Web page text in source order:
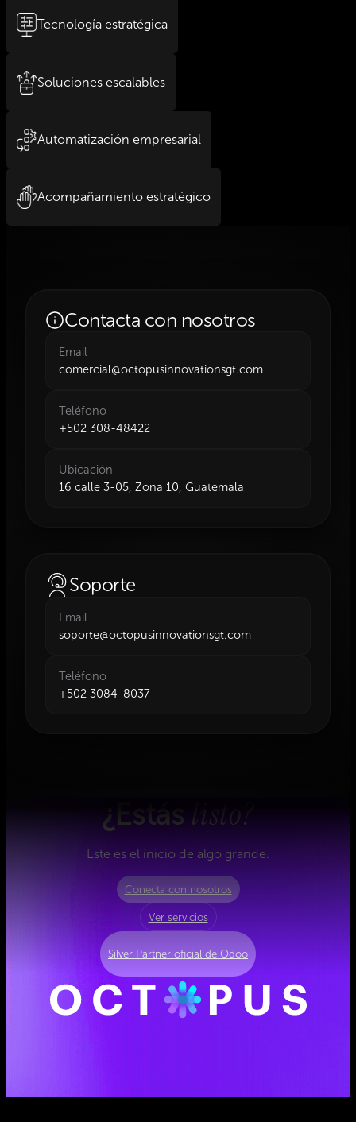
Tecnología estratégica
Soluciones escalables
Automatización empresarial
Acompañamiento estratégico
Contacta con nosotros
Email
comercial@octopusinnovationsgt.com
Teléfono
+502 308-48422
Ubicación
16 calle 3-05, Zona 10, Guatemala
Soporte
Email
soporte@octopusinnovationsgt.com
Teléfono
+502 3084-8037
¿Estás listo?
Este es el inicio de algo grande.
Conecta con nosotros
Ver servicios
Silver Partner oficial de Odoo